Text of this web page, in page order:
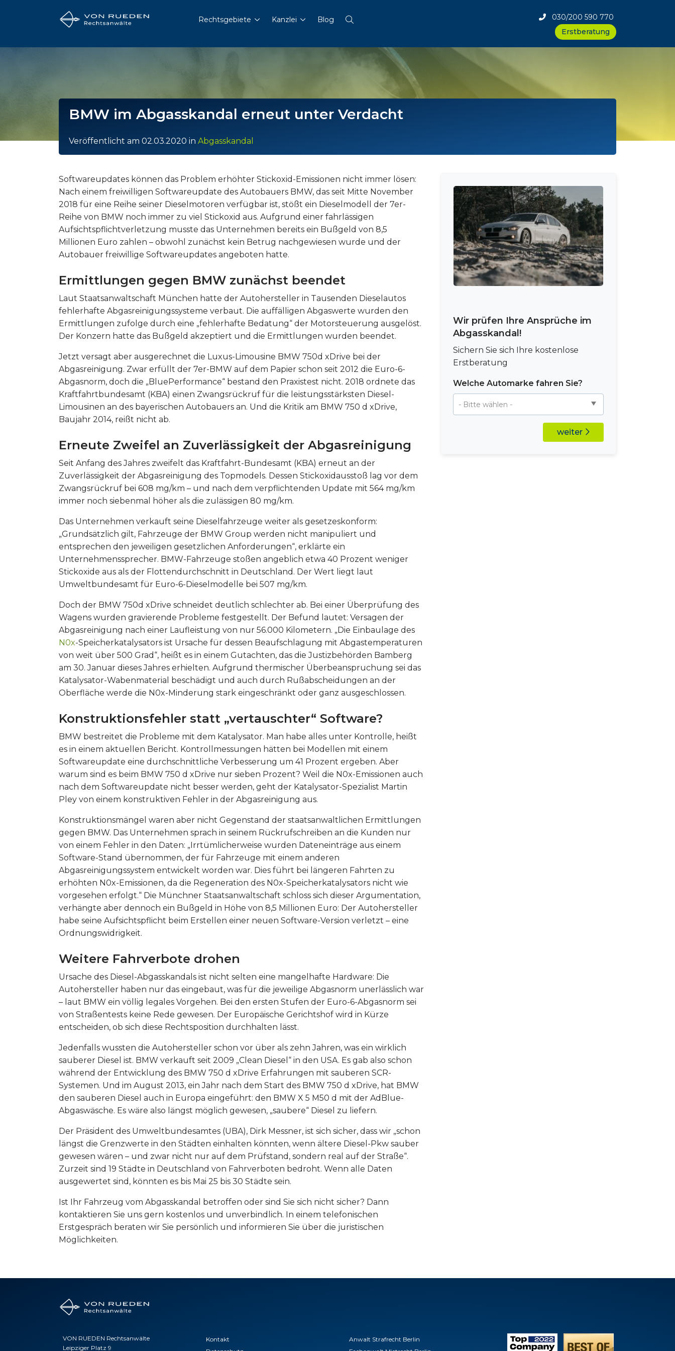
Rechtsgebiete Kanzlei Blog
030/200 590 770
Erstberatung
BMW im Abgasskandal erneut unter Verdacht
Veröffentlicht am 02.03.2020 in Abgasskandal
Softwareupdates können das Problem erhöhter Stickoxid-Emissionen nicht immer lösen:
Nach einem freiwilligen Softwareupdate des Autobauers BMW, das seit Mitte November
2018 für eine Reihe seiner Dieselmotoren verfügbar ist, stößt ein Dieselmodell der 7er-
Reihe von BMW noch immer zu viel Stickoxid aus. Aufgrund einer fahrlässigen
Aufsichtspflichtverletzung musste das Unternehmen bereits ein Bußgeld von 8,5
Millionen Euro zahlen – obwohl zunächst kein Betrug nachgewiesen wurde und der
Autobauer freiwillige Softwareupdates angeboten hatte.
Ermittlungen gegen BMW zunächst beendet
Laut Staatsanwaltschaft München hatte der Autohersteller in Tausenden Dieselautos
fehlerhafte Abgasreinigungssysteme verbaut. Die auffälligen Abgaswerte wurden den
Ermittlungen zufolge durch eine „fehlerhafte Bedatung“ der Motorsteuerung ausgelöst.
Der Konzern hatte das Bußgeld akzeptiert und die Ermittlungen wurden beendet.
Jetzt versagt aber ausgerechnet die Luxus-Limousine BMW 750d xDrive bei der
Abgasreinigung. Zwar erfüllt der 7er-BMW auf dem Papier schon seit 2012 die Euro-6-
Abgasnorm, doch die „BluePerformance“ bestand den Praxistest nicht. 2018 ordnete das
Kraftfahrtbundesamt (KBA) einen Zwangsrückruf für die leistungsstärksten Diesel-
Limousinen an des bayerischen Autobauers an. Und die Kritik am BMW 750 d xDrive,
Baujahr 2014, reißt nicht ab.
Erneute Zweifel an Zuverlässigkeit der Abgasreinigung
Seit Anfang des Jahres zweifelt das Kraftfahrt-Bundesamt (KBA) erneut an der
Zuverlässigkeit der Abgasreinigung des Topmodels. Dessen Stickoxidausstoß lag vor dem
Zwangsrückruf bei 608 mg/km – und nach dem verpflichtenden Update mit 564 mg/km
immer noch siebenmal höher als die zulässigen 80 mg/km.
Das Unternehmen verkauft seine Dieselfahrzeuge weiter als gesetzeskonform:
„Grundsätzlich gilt, Fahrzeuge der BMW Group werden nicht manipuliert und
entsprechen den jeweiligen gesetzlichen Anforderungen“, erklärte ein
Unternehmenssprecher. BMW-Fahrzeuge stoßen angeblich etwa 40 Prozent weniger
Stickoxide aus als der Flottendurchschnitt in Deutschland. Der Wert liegt laut
Umweltbundesamt für Euro-6-Dieselmodelle bei 507 mg/km.
Doch der BMW 750d xDrive schneidet deutlich schlechter ab. Bei einer Überprüfung des
Wagens wurden gravierende Probleme festgestellt. Der Befund lautet: Versagen der
Abgasreinigung nach einer Laufleistung von nur 56.000 Kilometern. „Die Einbaulage des
N0x-Speicherkatalysators ist Ursache für dessen Beaufschlagung mit Abgastemperaturen
von weit über 500 Grad“, heißt es in einem Gutachten, das die Justizbehörden Bamberg
am 30. Januar dieses Jahres erhielten. Aufgrund thermischer Überbeanspruchung sei das
Katalysator-Wabenmaterial beschädigt und auch durch Rußabscheidungen an der
Oberfläche werde die N0x-Minderung stark eingeschränkt oder ganz ausgeschlossen.
Konstruktionsfehler statt „vertauschter“ Software?
BMW bestreitet die Probleme mit dem Katalysator. Man habe alles unter Kontrolle, heißt
es in einem aktuellen Bericht. Kontrollmessungen hätten bei Modellen mit einem
Softwareupdate eine durchschnittliche Verbesserung um 41 Prozent ergeben. Aber
warum sind es beim BMW 750 d xDrive nur sieben Prozent? Weil die N0x-Emissionen auch
nach dem Softwareupdate nicht besser werden, geht der Katalysator-Spezialist Martin
Pley von einem konstruktiven Fehler in der Abgasreinigung aus.
Konstruktionsmängel waren aber nicht Gegenstand der staatsanwaltlichen Ermittlungen
gegen BMW. Das Unternehmen sprach in seinem Rückrufschreiben an die Kunden nur
von einem Fehler in den Daten: „Irrtümlicherweise wurden Dateneinträge aus einem
Software-Stand übernommen, der für Fahrzeuge mit einem anderen
Abgasreinigungssystem entwickelt worden war. Dies führt bei längeren Fahrten zu
erhöhten N0x-Emissionen, da die Regeneration des N0x-Speicherkatalysators nicht wie
vorgesehen erfolgt.“ Die Münchner Staatsanwaltschaft schloss sich dieser Argumentation,
verhängte aber dennoch ein Bußgeld in Höhe von 8,5 Millionen Euro: Der Autohersteller
habe seine Aufsichtspflicht beim Erstellen einer neuen Software-Version verletzt – eine
Ordnungswidrigkeit.
Weitere Fahrverbote drohen
Ursache des Diesel-Abgasskandals ist nicht selten eine mangelhafte Hardware: Die
Autohersteller haben nur das eingebaut, was für die jeweilige Abgasnorm unerlässlich war
– laut BMW ein völlig legales Vorgehen. Bei den ersten Stufen der Euro-6-Abgasnorm sei
von Straßentests keine Rede gewesen. Der Europäische Gerichtshof wird in Kürze
entscheiden, ob sich diese Rechtsposition durchhalten lässt.
Jedenfalls wussten die Autohersteller schon vor über als zehn Jahren, was ein wirklich
sauberer Diesel ist. BMW verkauft seit 2009 „Clean Diesel“ in den USA. Es gab also schon
während der Entwicklung des BMW 750 d xDrive Erfahrungen mit sauberen SCR-
Systemen. Und im August 2013, ein Jahr nach dem Start des BMW 750 d xDrive, hat BMW
den sauberen Diesel auch in Europa eingeführt: den BMW X 5 M50 d mit der AdBlue-
Abgaswäsche. Es wäre also längst möglich gewesen, „saubere“ Diesel zu liefern.
Der Präsident des Umweltbundesamtes (UBA), Dirk Messner, ist sich sicher, dass wir „schon
längst die Grenzwerte in den Städten einhalten könnten, wenn ältere Diesel-Pkw sauber
gewesen wären – und zwar nicht nur auf dem Prüfstand, sondern real auf der Straße“.
Zurzeit sind 19 Städte in Deutschland von Fahrverboten bedroht. Wenn alle Daten
ausgewertet sind, könnten es bis Mai 25 bis 30 Städte sein.
Ist Ihr Fahrzeug vom Abgasskandal betroffen oder sind Sie sich nicht sicher? Dann
kontaktieren Sie uns gern kostenlos und unverbindlich. In einem telefonischen
Erstgespräch beraten wir Sie persönlich und informieren Sie über die juristischen
Möglichkeiten.
Wir prüfen Ihre Ansprüche im
Abgasskandal!
Sichern Sie sich Ihre kostenlose
Erstberatung
Welche Automarke fahren Sie?
weiter
VON RUEDEN Rechtsanwälte
Leipziger Platz 9
Kontakt
Anwalt Strafrecht Berlin